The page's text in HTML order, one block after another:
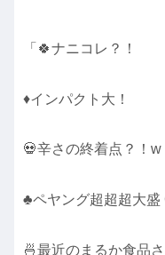
「🍀ナニコレ？！
♦インパクト大！
💀辛さの終着点？！w
♣ペヤング超超超大盛
🍜最近のまるか食品